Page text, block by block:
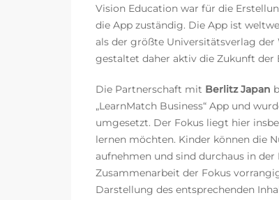
Vision Education war für die
die App zuständig. Die App ist
als der größte Universitätsverlag der
gestaltet daher aktiv die Zukunft der
Die Partnerschaft mit Berlitz Japan
„LearnMatch Business“ App und
umgesetzt. Der Fokus liegt hier
lernen möchten. Kinder können die
aufnehmen und sind durchaus in der
Zusammenarbeit der Fokus
Darstellung des entsprechenden